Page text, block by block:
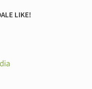
LIKE!